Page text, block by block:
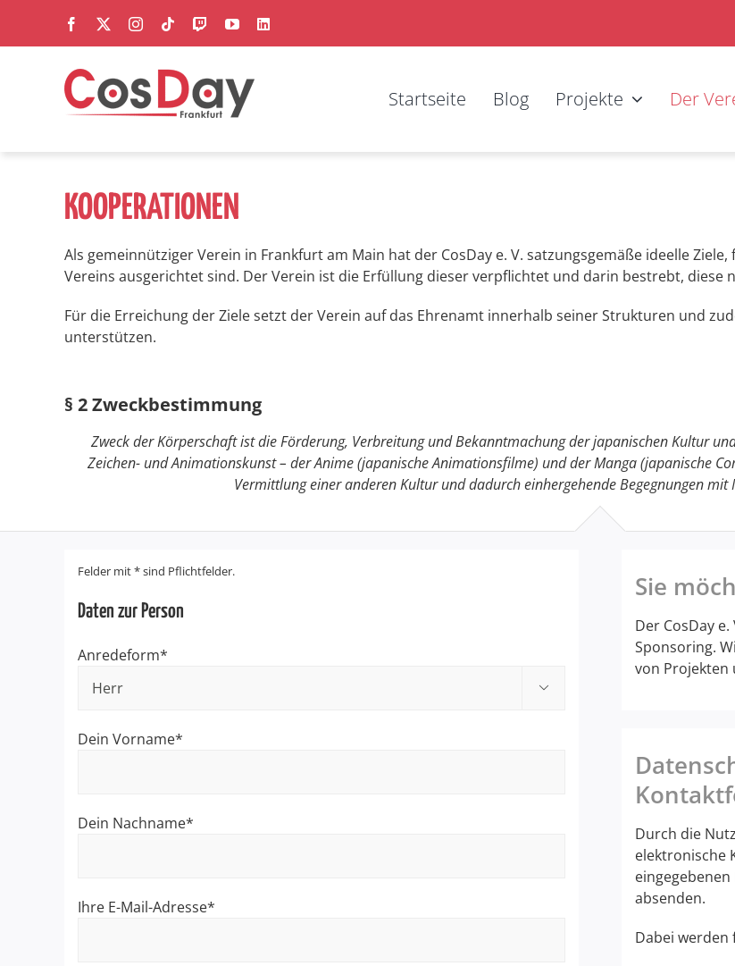
springen
Facebook Instagram
Tiktok TwitchYouTubeLinkedIn
Startseite Blog Projekte Der
KOOPERATIONEN
Als gemeinnütziger Verein in Frankfurt am Main hat der CosDay e. V. satzungsgemäße ideelle
Vereins ausgerichtet sind. Der Verein ist die Erfüllung dieser verpflichtet und darin bestrebt, diese
Für die Erreichung der Ziele setzt der Verein auf das Ehrenamt innerhalb seiner Strukturen und
unterstützen.
§ 2 Zweckbestimmung
Zweck der Körperschaft ist die Förderung, Verbreitung und Bekanntmachung der japanischen Kultur
Zeichen- und Animationskunst – der Anime (japanische Animationsfilme) und der Manga (japanische
Vermittlung einer anderen Kultur und dadurch einhergehende Begegnungen
Felder mit * sind Pflichtfelder.
Daten zur Person
Anredeform*

Dein Vorname*
Dein Nachname*
Ihre E-Mail-Adresse*
Sie
Der CosDay
Sponsoring.
von Projekten
Durch die
elektronische
absenden.
Dabei werden